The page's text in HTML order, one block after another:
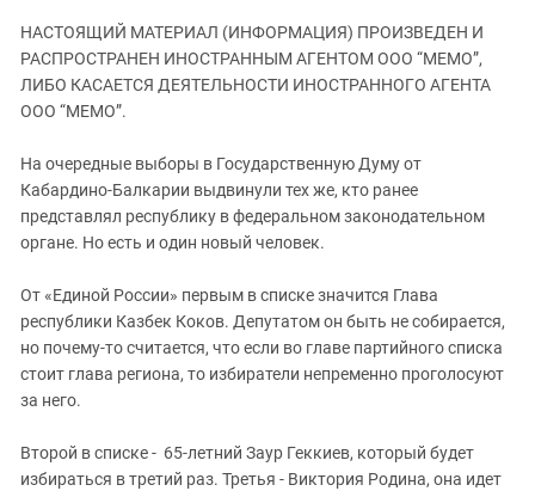
КАВКАЗ ЗА ПАЛЕСТИНУ
ИНАКОМЫСЛИЕ В ЧЕЧНЕ
ПРЕСЛЕДОВАНИЕ АКТИВИСТОВ
Ингушетия
Кабардино-Балкария
Карачаево-Черкесия
Краснодарский край
Нагорный Карабах
Ростовская область
Северная Осетия - Алания
Чечня
НАСТОЯЩИЙ МАТЕРИАЛ (ИНФОРМАЦИЯ) ПРОИЗВЕДЕН И
РАСПРОСТРАНЕН ИНОСТРАННЫМ АГЕНТОМ ООО “МЕМО”,
ЛИБО КАСАЕТСЯ ДЕЯТЕЛЬНОСТИ ИНОСТРАННОГО АГЕНТА
ООО “МЕМО”.
На очередные выборы в Государственную Думу от
Кабардино-Балкарии выдвинули тех же, кто ранее
представлял республику в федеральном законодательном
органе. Но есть и один новый человек.
От «Единой России» первым в списке значится Глава
республики Казбек Коков. Депутатом он быть не собирается,
но почему-то считается, что если во главе партийного списка
стоит глава региона, то избиратели непременно проголосуют
за него.
Второй в списке - 65-летний Заур Геккиев, который будет
избираться в третий раз. Третья - Виктория Родина, она идет